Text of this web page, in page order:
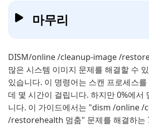
마무리
DISM/online /cleanup-image /
많은 시스템 이미지 문제를 해결할 수
있습니다. 이 명령어는 스캔 프로세스
데 몇 시간이 걸립니다. 하지만 0%에서
니다. 이 가이드에서는 "dism /online /
/restorehealth 멈춤" 문제를 해결하는